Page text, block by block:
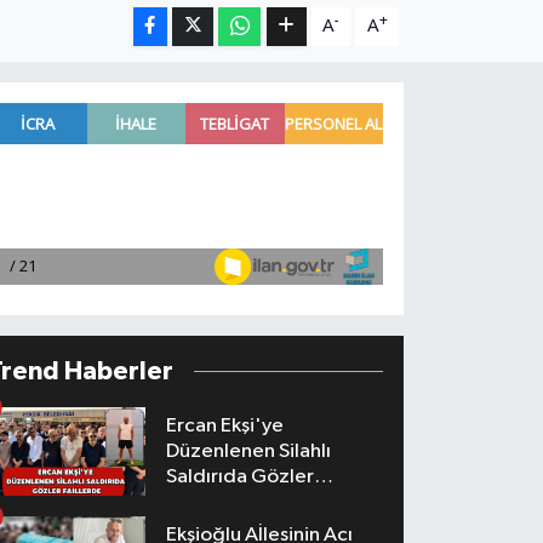
A- A+
Haberler
Ercan Ekşi'ye
Düzenlenen Silahlı
Saldırıda Gözler
Ekşioğlu Aİlesinin Acı